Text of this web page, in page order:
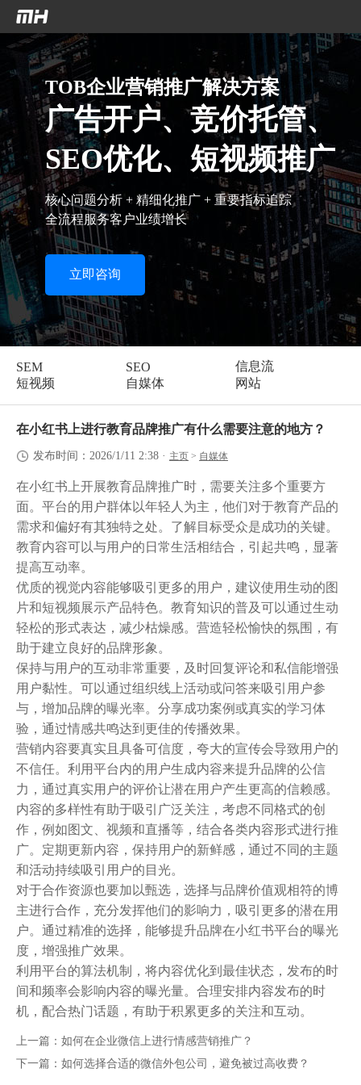
TOB企业营销推广解决方案
广告开户、竞价托管、
SEO优化、短视频推广
核心问题分析 + 精细化推广 + 重要指标追踪
全流程服务客户业绩增长
立即咨询
SEM SEO
信息流
短视频
自媒体 网站
在小红书上进行教育品牌推广有什么需要注意的地方？
发布时间：2026/1/11 2:38 · 主页 > 自媒体
在小红书上开展教育品牌推广时，需要关注多个重要方
面。平台的用户群体以年轻人为主，他们对于教育产品的
需求和偏好有其独特之处。了解目标受众是成功的关键。
教育内容可以与用户的日常生活相结合，引起共鸣，显著
提高互动率。
优质的视觉内容能够吸引更多的用户，建议使用生动的图
片和短视频展示产品特色。教育知识的普及可以通过生动
轻松的形式表达，减少枯燥感。营造轻松愉快的氛围，有
助于建立良好的品牌形象。
保持与用户的互动非常重要，及时回复评论和私信能增强
用户黏性。可以通过组织线上活动或问答来吸引用户参
与，增加品牌的曝光率。分享成功案例或真实的学习体
验，通过情感共鸣达到更佳的传播效果。
营销内容要真实且具备可信度，夸大的宣传会导致用户的
不信任。利用平台内的用户生成内容来提升品牌的公信
力，通过真实用户的评价让潜在用户产生更高的信赖感。
内容的多样性有助于吸引广泛关注，考虑不同格式的创
作，例如图文、视频和直播等，结合各类内容形式进行推
广。定期更新内容，保持用户的新鲜感，通过不同的主题
和活动持续吸引用户的目光。
对于合作资源也要加以甄选，选择与品牌价值观相符的博
主进行合作，充分发挥他们的影响力，吸引更多的潜在用
户。通过精准的选择，能够提升品牌在小红书平台的曝光
度，增强推广效果。
利用平台的算法机制，将内容优化到最佳状态，发布的时
间和频率会影响内容的曝光量。合理安排内容发布的时
机，配合热门话题，有助于积累更多的关注和互动。
上一篇： 如何在企业微信上进行情感营销推广？
下一篇： 如何选择合适的微信外包公司，避免被过高收费？